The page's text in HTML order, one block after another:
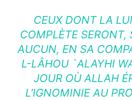
CEUX DONT LA
COMPLÈTE SERONT,
AUCUN, EN SA
L-LÂHOU `ALAYHI
JOUR OÙ ALLAH
L’IGNOMINIE AU